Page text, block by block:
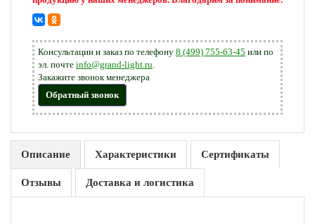
Консультации и заказ по телефону 8 (499) 755-63-45 или по
эл. почте info@grand-light.ru.
Закажите звонок менеджера
Обратный звонок
Описание Характеристики Сертификаты
Отзывы Доставка и логистика